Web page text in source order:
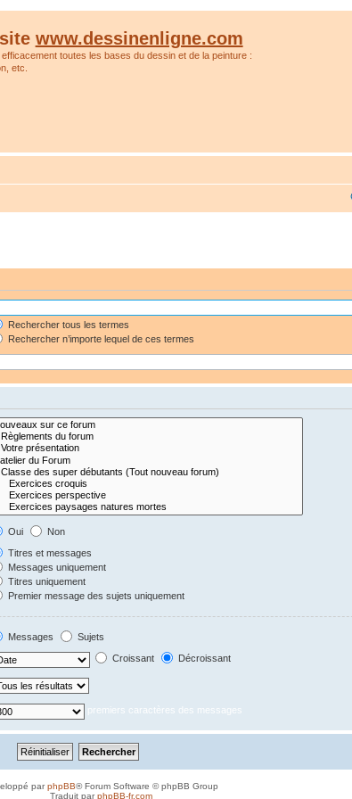
www.dessinenligne.com
toutes les bases du dessin et de la peinture :
etc.
Rechercher tous les termes
Rechercher n’importe lequel de ces termes
Oui
Non
Titres et messages
Messages uniquement
Titres uniquement
Premier message des sujets uniquement
Messages
Sujets
Croissant Décroissant
premiers caractères des messages
parphpBB® Forum Software © phpBB Group
Traduit parphpBB-fr.com